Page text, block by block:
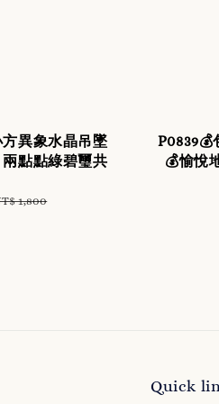
異象水晶吊墜
兩點點綠碧璽共
1,800
💰愉悅
Quick